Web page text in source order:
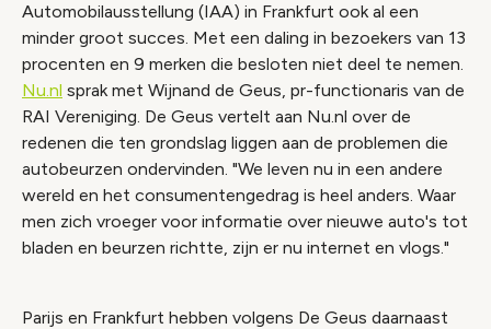
Automobilausstellung (IAA) in Frankfurt ook al een
minder groot succes. Met een daling in bezoekers van 13
procenten en 9 merken die besloten niet deel te nemen.
Nu.nl sprak met Wijnand de Geus, pr-functionaris van de
RAI Vereniging. De Geus vertelt aan Nu.nl over de
redenen die ten grondslag liggen aan de problemen die
autobeurzen ondervinden. "We leven nu in een andere
wereld en het consumentengedrag is heel anders. Waar
men zich vroeger voor informatie over nieuwe auto's tot
bladen en beurzen richtte, zijn er nu internet en vlogs."
Parijs en Frankfurt hebben volgens De Geus daarnaast